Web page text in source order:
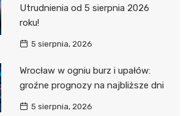
Utrudnienia od 5 sierpnia 2026
roku!
5 sierpnia, 2026
Wrocław w ogniu burz i upałów:
groźne prognozy na najbliższe dni
5 sierpnia, 2026